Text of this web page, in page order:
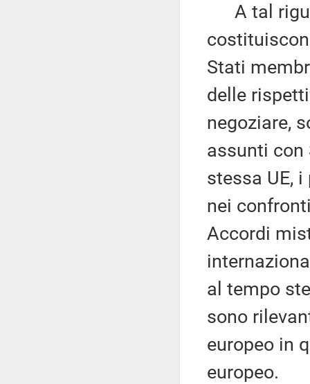
A tal
Stati
delle
negoziare,
assunti con
stessa UE,
nei
Accordi
al tempo
sono
europeo in
europeo.